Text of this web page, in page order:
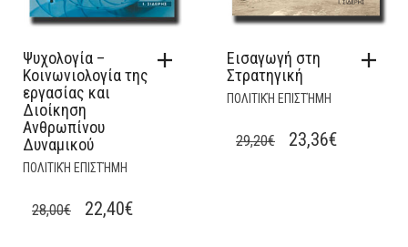
Ψυχολογία –
Κοινωνιολογία της
εργασίας και
Διοίκηση
Ανθρωπίνου
Δυναμικού
ΠΟΛΙΤΙΚΉ ΕΠΙΣΤΉΜΗ
28,00€
ORIGINAL
22,40€CURRENT
Εισαγωγή στη
Στρατηγική
ΠΟΛΙΤΙΚΉ ΕΠΙΣΤΉΜΗ
29,20€
ORIGINAL
23,36€CURRENT